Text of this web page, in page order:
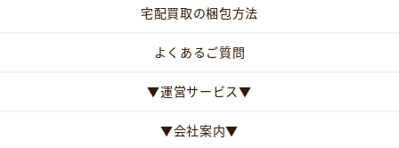
宅配買取の梱包方法
よくあるご質問
▼運営サービス▼
▼会社案内▼